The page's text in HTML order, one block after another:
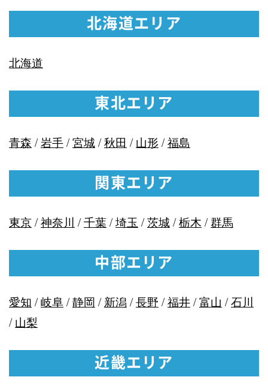
北海道エリア
北海道
東北エリア
青森 /岩手/宮城/秋田 /山形 /福島
関東エリア
東京/神奈川 /千葉/埼玉 /茨城/栃木 /群馬
中部エリア
愛知 /岐阜/静岡 /新潟 /長野 /福井/富山 /石川
/山梨
近畿エリア